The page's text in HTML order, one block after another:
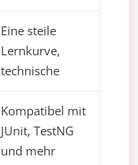
Eine steile
Lernkurve,
technische
Kompatibel mit
JUnit, TestNG
und mehr